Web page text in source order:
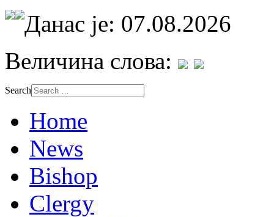
Данас је: 07.08.2026
Величина слова:
Search
Home
News
Bishop
Clergy